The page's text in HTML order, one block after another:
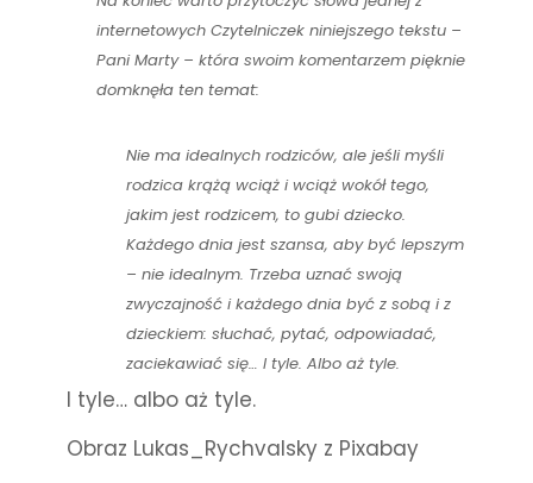
internetowych Czytelniczek niniejszego tekstu –
Pani Marty – która swoim komentarzem pięknie
domknęła ten temat:
Nie ma idealnych rodziców, ale jeśli myśli
rodzica krążą wciąż i wciąż wokół tego,
jakim jest rodzicem, to gubi dziecko.
Każdego dnia jest szansa, aby być lepszym
– nie idealnym. Trzeba uznać swoją
zwyczajność i każdego dnia być z sobą i z
dzieckiem: słuchać, pytać, odpowiadać,
zaciekawiać się… I tyle. Albo aż tyle.
I tyle… albo aż tyle.
Obraz Lukas_Rychvalsky z Pixabay